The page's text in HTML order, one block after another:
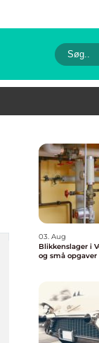
03. Aug
Blikkenslager i
og små opgaver